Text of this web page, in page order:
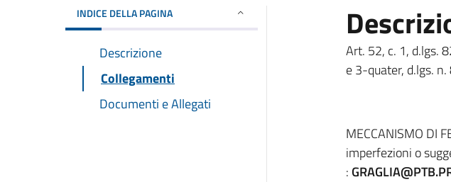
INDICE DELLA PAGINA
Descrizione
Collegamenti
Documenti e Allegati
Art. 52, c. 1, d.lgs.
e 3-quater, d.lgs.
MECCANISMO DI
imperfezioni o
: